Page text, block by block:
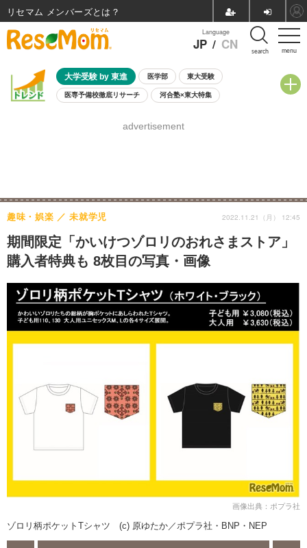
menu
Language
JP / CN search
大学受験 by 東進 医学部 東大受験
医専予備校徹底リサーチ 河合塾×東大特集
8月開催学校説明会・相談会
advertisement
期間限定「かいけつゾロリのおれさまストア」
購入者特典も 8枚目の写真・画像
趣味・娯楽 未就学児 2022.11.21（月） 12:45
画像出典：ポプラ社
ゾロリ柄ポケットTシャツ (c) 原ゆたか／ポプラ社・BNP・NEP
リセマム メンバーズ